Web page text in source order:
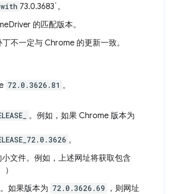
73.0.3683`。
的匹配版本。
不一定与 Chrome 的更新一致。
72.0.3626.81 。
。例如，如果 Chrome 版本为
。
文件。例如，上述网址将获取包含
如果版本为 72.0.3626.69
，则网址